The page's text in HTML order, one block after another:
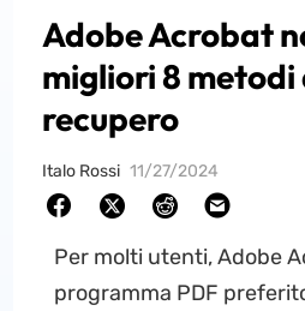
Adobe Acrobat
migliori 8 metodi
recupero
Italo Rossi 11/27/2024
Per molti utenti, Adobe
programma PDF